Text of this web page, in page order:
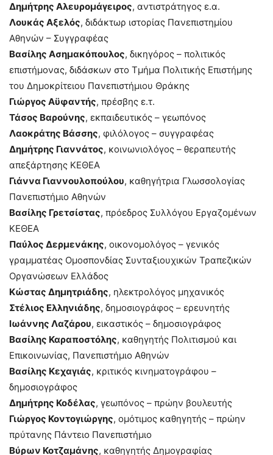
Δημήτρης Αλευρομάγειρος, αντιστράτηγος ε.α.
Λουκάς Αξελός, διδάκτωρ ιστορίας Πανεπιστημίου
Αθηνών – Συγγραφέας
Βασίλης Ασημακόπουλος, δικηγόρος – πολιτικός
επιστήμονας, διδάσκων στο Τμήμα Πολιτικής Επιστήμης
του Δημοκρίτειου Πανεπιστήμιου Θράκης
Γιώργος Αϋφαντής, πρέσβης ε.τ.
Τάσος Βαρούνης, εκπαιδευτικός – γεωπόνος
Λαοκράτης Βάσσης, φιλόλογος – συγγραφέας
Δημήτρης Γιαννάτος, κοινωνιολόγος – θεραπευτής
απεξάρτησης ΚΕΘΕΑ
Γιάννα Γιαννουλοπούλου, καθηγήτρια Γλωσσολογίας
Πανεπιστήμιο Αθηνών
Βασίλης Γρετσίστας, πρόεδρος Συλλόγου Εργαζομένων
ΚΕΘΕΑ
Παύλος Δερμενάκης, οικονομολόγος – γενικός
γραμματέας Ομοσπονδίας Συνταξιουχικών Τραπεζικών
Οργανώσεων Ελλάδος
Κώστας Δημητριάδης, ηλεκτρολόγος μηχανικός
Στέλιος Ελληνιάδης, δημοσιογράφος – ερευνητής
Ιωάννης Λαζάρου, εικαστικός – δημοσιογράφος
Βασίλης Καραποστόλης, καθηγητής Πολιτισμού και
Επικοινωνίας, Πανεπιστήμιο Αθηνών
Βασίλης Κεχαγιάς, κριτικός κινηματογράφου –
δημοσιογράφος
Δημήτρης Κοδέλας, γεωπόνος – πρώην βουλευτής
Γιώργος Κοντογιώργης, ομότιμος καθηγητής – πρώην
πρύτανης Πάντειο Πανεπιστήμιο
Βύρων Κοτζαμάνης, καθηγητής Δημογραφίας